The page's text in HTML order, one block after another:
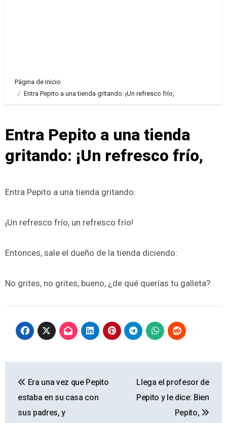
Página de inicio
Entra Pepito a una tienda gritando: ¡Un refresco frío,
Entra Pepito a una tienda
gritando: ¡Un refresco frío,
Entra Pepito a una tienda gritando:
¡Un refresco frío, un refresco frío!
Entonces, sale el dueño de la tienda diciendo:
No grites, no grites, bueno, ¿de qué querías tu galleta?
de
entradas
Era una vez que Pepito
estaba en su casa con
sus padres, y
Llega el profesor de
Pepito y le dice: Bien
Pepito,